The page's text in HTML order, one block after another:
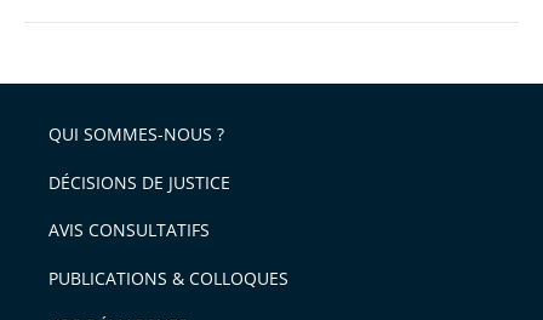
QUI SOMMES-NOUS ?
DÉCISIONS DE JUSTICE
AVIS CONSULTATIFS
PUBLICATIONS & COLLOQUES